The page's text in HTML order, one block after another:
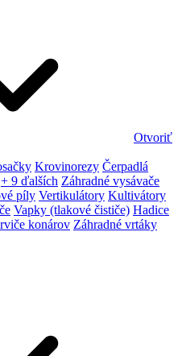
Otvoriť
Krovinorezy Čerpadlá
+ 9 ďalších Záhradné vysávače
píly Vertikulátory Kultivátory
Vapky (tlakové čističe) Hadice
konárov Záhradné vrtáky